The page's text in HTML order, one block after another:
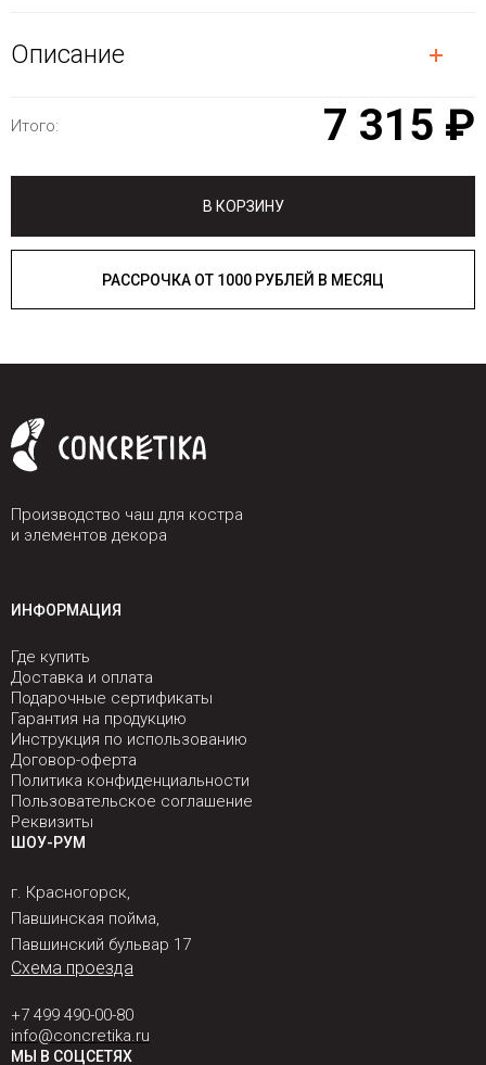
Описание
Итого: 7 315 ₽
В КОРЗИНУ
РАССРОЧКА ОТ 1000 РУБЛЕЙ В МЕСЯЦ
Производство чаш для костра
и элементов декора
ИНФОРМАЦИЯ
Где купить
Доставка и оплата
Подарочные сертификаты
Гарантия на продукцию
Инструкция по использованию
Договор-оферта
Политика конфиденциальности
Пользовательское соглашение
Реквизиты
ШОУ-РУМ
г. Красногорск,
Павшинская пойма,
Павшинский бульвар 17
Схема проезда
+7 499 490-00-80
info@concretika.ru
МЫ В СОЦСЕТЯХ